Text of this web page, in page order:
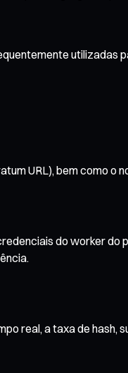
utilizadas
URL), bem como o
do worker do
real, a taxa de hash,